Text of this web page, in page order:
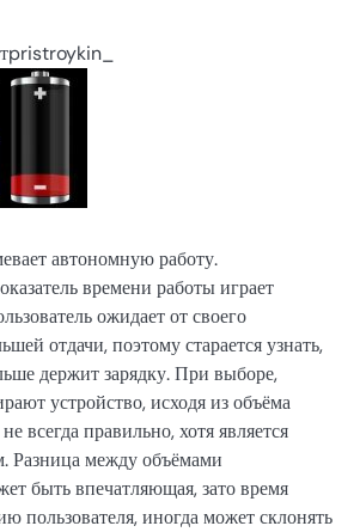
pristroykin_
автономную работу.
времени работы играет
ожидает от своего
отдачи, поэтому старается узнать,
держит зарядку. При выборе,
устройство, исходя из объёма
всегда правильно, хотя является
Разница между объёмами
быть впечатляющая, зато время
пользователя, иногда может склонять